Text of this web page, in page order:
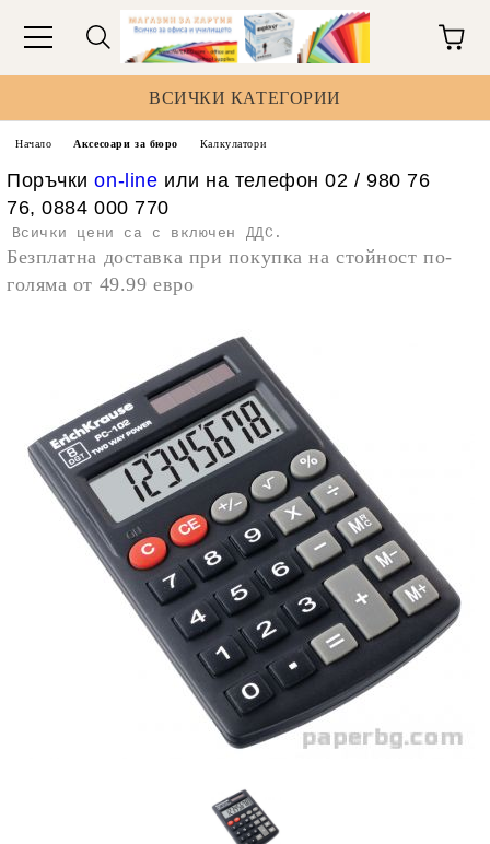
ВСИЧКИ КАТЕГОРИИ
Начало Аксесоари за бюро Калкулатори
Поръчкиon-line или на телефон 02 / 980 76
76, 0884 000 770
Всички цени са с включен ДДС.
Безплатна доставка при покупка на стойност по-
голяма от 49.99 евро